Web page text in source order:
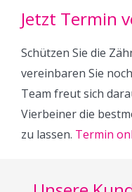
Jetzt Termin
Schützen Sie die
vereinbaren Sie
Team freut sich
Vierbeiner die
zu lassen. Termin